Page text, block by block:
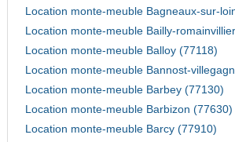
Location monte-meuble Bagneaux-sur-
Location monte-meuble Bailly-
Location monte-meuble Balloy (77118)
Location monte-meuble Bannost-
Location monte-meuble Barbey (77130)
Location monte-meuble Barbizon (77630)
Location monte-meuble Barcy (77910)